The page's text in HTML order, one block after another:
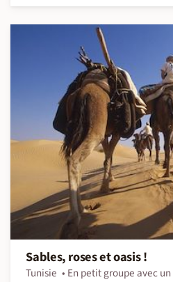
Sables, roses et oasis !
Tunisie En petit groupe avec